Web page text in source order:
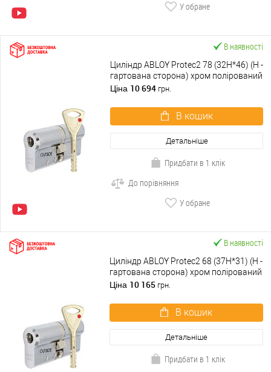
У обране
В наявності
Циліндр ABLOY Protec2 78 (32H*46) (H -
гартована сторона) хром полірований
Ціна 10 694 грн.
В кошик
Детальніше
Придбати в 1 клік
До порівняння
У обране
В наявності
Циліндр ABLOY Protec2 68 (37H*31) (H -
гартована сторона) хром полірований
Ціна 10 165 грн.
В кошик
Детальніше
Придбати в 1 клік